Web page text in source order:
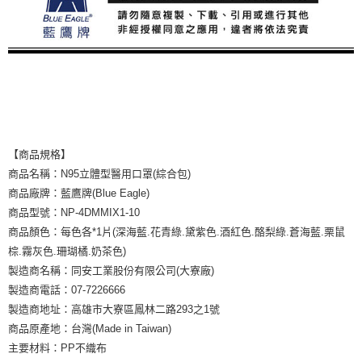
【商品規格】
商品名稱：N95立體型醫用口罩(綜合包)
商品廠牌：藍鷹牌(Blue Eagle)
商品型號：NP-4DMMIX1-10
商品顏色：每色各*1片(深海藍.花青綠.黛紫色.酒紅色.酪梨綠.蒼海藍.栗鼠
棕.霧灰色.珊瑚橘.奶茶色)
製造商名稱：同安工業股份有限公司(大寮廠)
製造商電話：07-7226666
製造商地址：高雄市大寮區鳳林二路293之1號
商品原產地：台灣(Made in Taiwan)
主要材料：PP不織布